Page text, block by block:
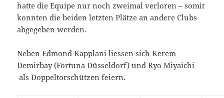
hatte die Equipe nur noch zweimal verloren – somit
konnten die beiden letzten Plätze an andere Clubs
abgegeben werden.
Neben Edmond Kapplani liessen sich Kerem
Demirbay (Fortuna Düsseldorf) und Ryo Miyaichi
als Doppeltorschützen feiern.